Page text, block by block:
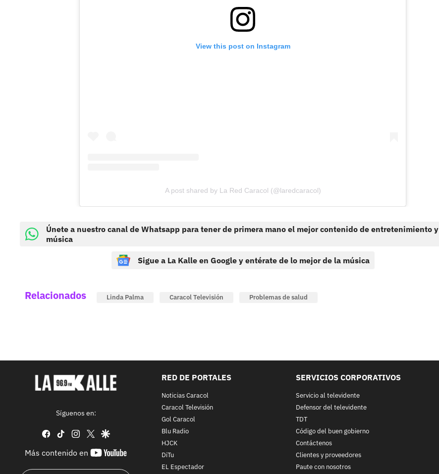
View this post on Instagram
A post shared by La Red Caracol (@laredcaracol)
Únete a nuestro canal de Whatsapp para tener de primera mano el mejor contenido de entretenimiento y
música
Sigue a La Kalle en Google y entérate de lo mejor de la música
Relacionados Linda Palma Caracol Televisión Problemas de salud
Síguenos en:
facebook
tiktok instagram
twittergoogle
Más contenido en
youtube-
RED DE PORTALES
Noticias Caracol
Caracol Televisión
Gol Caracol
Blu Radio
HJCK
DiTu
EL Espectador
SERVICIOS CORPORATIVOS
Servicio al televidente
Defensor del televidente
TDT
Código del buen gobierno
Contáctenos
Clientes y proveedores
Paute con nosotros